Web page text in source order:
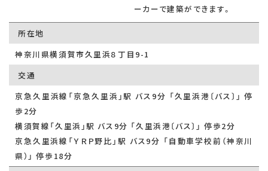
ーカーで建築ができます。
所在地
神奈川県横須賀市久里浜８丁目9-1
交通
京急久里浜線「京急久里浜」駅 バス9分 「久里浜港〔バス〕」 停
歩2分
横須賀線「久里浜」駅 バス9分 「久里浜港〔バス〕」 停歩2分
京急久里浜線「ＹＲＰ野比」駅 バス9分 「自動車学校前（神奈川
県）」 停歩18分